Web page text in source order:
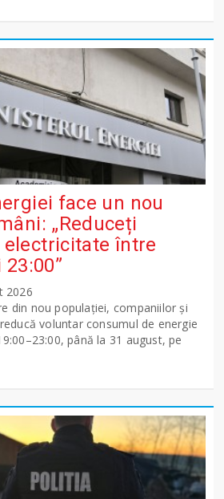
face un nou
„Reduceți
între
2026
din nou populației, companiilor și
voluntar consumul de energie
până la 31 august, pe